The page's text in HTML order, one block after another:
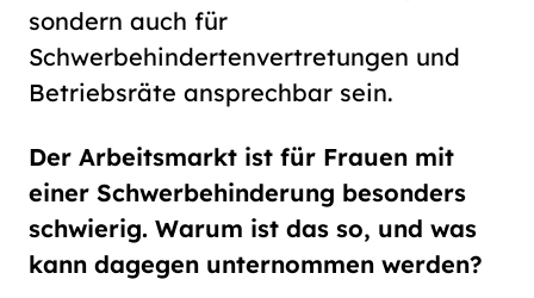
sondern auch für
Schwerbehindertenvertretungen und
Betriebsräte ansprechbar sein.
Der Arbeitsmarkt ist für Frauen mit
einer Schwerbehinderung besonders
schwierig. Warum ist das so, und was
kann dagegen unternommen werden?